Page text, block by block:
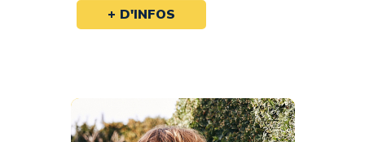
+ D'INFOS